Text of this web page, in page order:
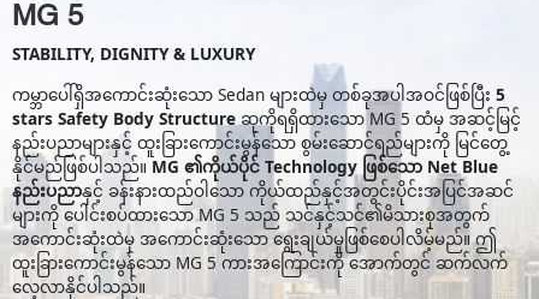
MG 5
STABILITY, DIGNITY & LUXURY
ကမ္ဘာပေါ်ရှိအကောင်းဆုံးသော Sedan များထဲမှ တစ်ခုအပါအဝင်ဖြစ်ပြီး5
stars Safety Body Structure ဆုကိုရရှိထားသော MG 5 ထံမှ အဆင့်မြင့်
နည်းပညာများနှင့် ထူးခြားကောင်းမွန်သော စွမ်းဆောင်ရည်များကို မြင်တွေ့
နိုင်မည်ဖြစ်ပါသည်။ MG ၏ကိုယ်ပိုင် Technology ဖြစ်သော Net Blue
နည်းပညာနှင့် ခန်းနားထည်ဝါသော ကိုယ်ထည်နှင့်အတွင်းပိုင်းအပြင်အဆင်
များကို ပေါင်းစပ်ထားသော MG 5 သည် သင်နှင့်သင်၏မိသားစုအတွက်
အကောင်းဆုံးထဲမှ အကောင်းဆုံးသော ရွေးချယ်မှုဖြစ်စေပါလိမ့်မည်။ ဤ
ထူးခြားကောင်းမွန်သော MG 5 ကားအကြောင်းကို အောက်တွင် ဆက်လက်
လေ့လာနိုင်ပါသည်။